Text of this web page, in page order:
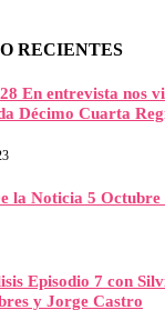
RECIENTES
En entrevista nos
Décimo Cuarta
la Noticia 5 Octubre
Episodio 7 con
y Jorge Castro